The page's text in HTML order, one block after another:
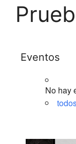
Eventos
No hay